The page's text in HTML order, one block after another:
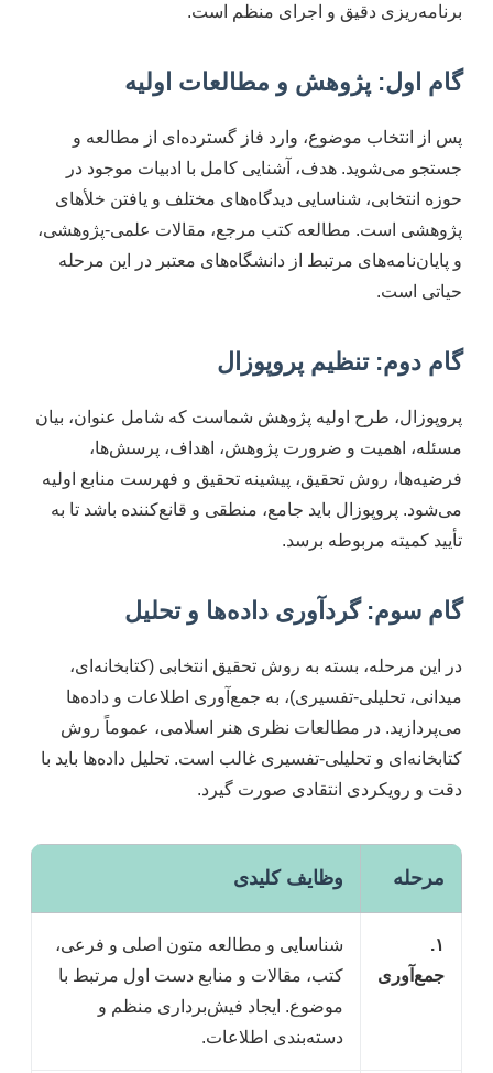
برنامه‌ریزی دقیق و اجرای منظم است.
گام اول: پژوهش و مطالعات اولیه
پس از انتخاب موضوع، وارد فاز گسترده‌ای از مطالعه و
جستجو می‌شوید. هدف، آشنایی کامل با ادبیات موجود در
حوزه انتخابی، شناسایی دیدگاه‌های مختلف و یافتن خلأهای
پژوهشی است. مطالعه کتب مرجع، مقالات علمی-پژوهشی،
و پایان‌نامه‌های مرتبط از دانشگاه‌های معتبر در این مرحله
حیاتی است.
گام دوم: تنظیم پروپوزال
پروپوزال، طرح اولیه پژوهش شماست که شامل عنوان، بیان
مسئله، اهمیت و ضرورت پژوهش، اهداف، پرسش‌ها،
فرضیه‌ها، روش تحقیق، پیشینه تحقیق و فهرست منابع اولیه
می‌شود. پروپوزال باید جامع، منطقی و قانع‌کننده باشد تا به
تأیید کمیته مربوطه برسد.
گام سوم: گردآوری داده‌ها و تحلیل
در این مرحله، بسته به روش تحقیق انتخابی (کتابخانه‌ای،
میدانی، تحلیلی-تفسیری)، به جمع‌آوری اطلاعات و داده‌ها
می‌پردازید. در مطالعات نظری هنر اسلامی، عموماً روش
کتابخانه‌ای و تحلیلی-تفسیری غالب است. تحلیل داده‌ها باید با
دقت و رویکردی انتقادی صورت گیرد.
مرحله وظایف کلیدی
۱.
جمع‌آوری
شناسایی و مطالعه متون اصلی و فرعی،
کتب، مقالات و منابع دست اول مرتبط با
موضوع. ایجاد فیش‌برداری منظم و
دسته‌بندی اطلاعات.